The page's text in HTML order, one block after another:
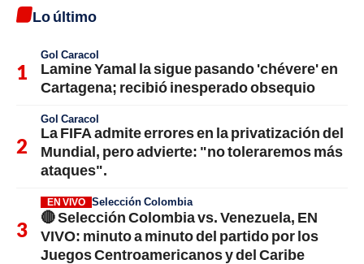
Lo último
Gol Caracol
Lamine Yamal la sigue pasando 'chévere' en
Cartagena; recibió inesperado obsequio
Gol Caracol
La FIFA admite errores en la privatización del
Mundial, pero advierte: "no toleraremos más
ataques".
EN VIVO Selección Colombia
🔴 Selección Colombia vs. Venezuela, EN
VIVO: minuto a minuto del partido por los
Juegos Centroamericanos y del Caribe